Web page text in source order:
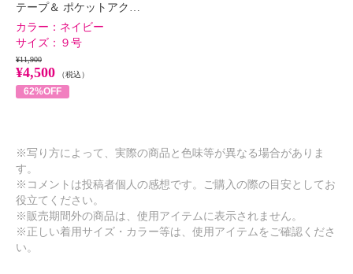
×
テープ＆ ポケットアク…
カラー： ネイビー
サイズ： ９号
¥11,900
¥4,500 （税込）
62%OFF
※写り方によって、実際の商品と色味等が異なる場合がありま
す。
※コメントは投稿者個人の感想です。ご購入の際の目安としてお
役立てください。
※販売期間外の商品は、使用アイテムに表示されません。
※正しい着用サイズ・カラー等は、使用アイテムをご確認くださ
い。